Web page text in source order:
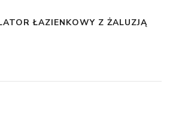
ŁAZIENKOWY Z ŻALUZJĄ